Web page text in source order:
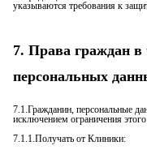
указываются требования к
7. Права граждан в
персональных
7.1.Гражданин, персональные
исключением ограничения
7.1.1.Получать от Клиники: